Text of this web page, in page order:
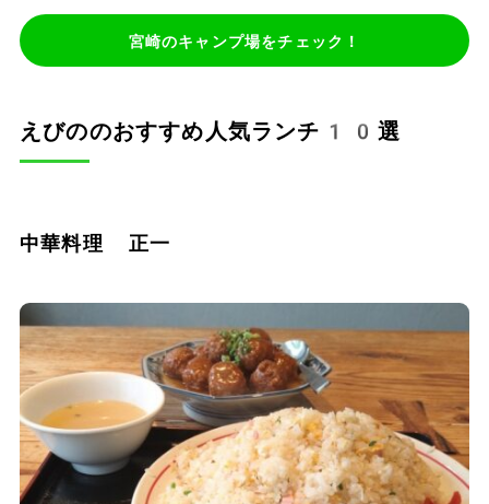
宮崎のキャンプ場をチェック！
えびののおすすめ人気ランチ10選
中華料理 正一